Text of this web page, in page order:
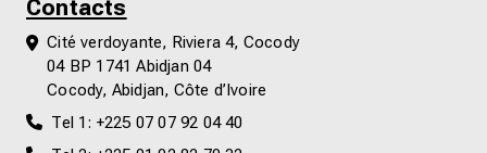
Contacts
Cité verdoyante, Riviera 4, Cocody
04 BP 1741 Abidjan 04
Cocody, Abidjan, Côte d’Ivoire
Tel 1: +225 07 07 92 04 40